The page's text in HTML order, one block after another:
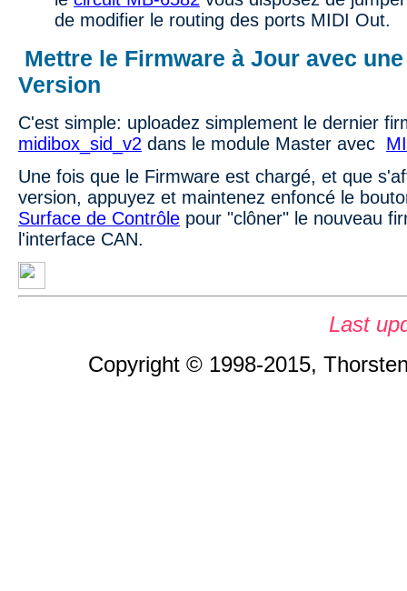
de modifier le routing des ports MIDI Out.
Mettre le Firmware à Jour avec
Version
C'est simple: uploadez simplement le dernier
midibox_sid_v2 dans le module Master avec
Une fois que le Firmware est chargé, et que
version, appuyez et maintenez enfoncé le
Surface de Contrôle pour "clôner" le nouveau
l'interface CAN.
Last
Copyright © 1998-2015,